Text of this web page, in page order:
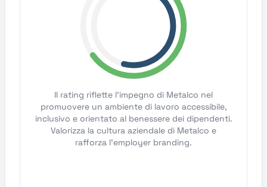
Il rating riflette l'impegno di Metalco nel
promuovere un ambiente di lavoro accessibile,
inclusivo e orientato al benessere dei dipendenti.
Valorizza la cultura aziendale di Metalco e
rafforza l'employer branding.